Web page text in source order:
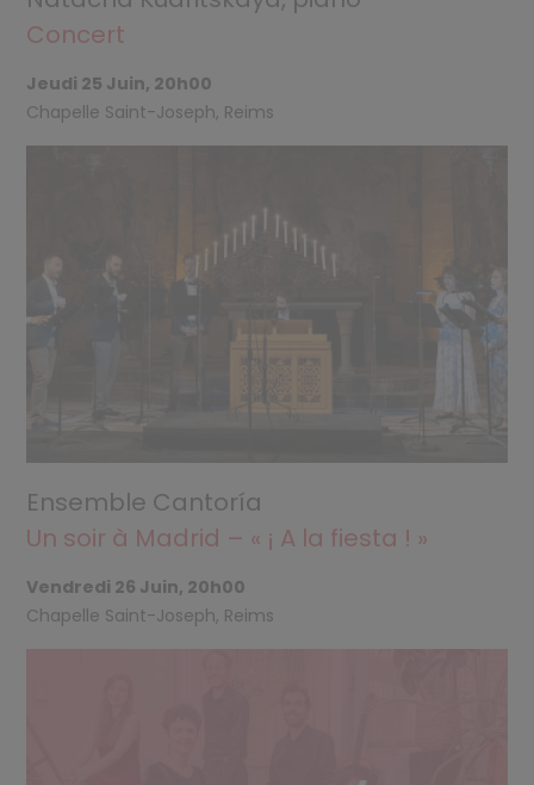
Concert
Jeudi 25 Juin, 20h00
Chapelle Saint-Joseph, Reims
Ensemble Cantoría
Un soir à Madrid – « ¡ A la fiesta ! »
Vendredi 26 Juin, 20h00
Chapelle Saint-Joseph, Reims